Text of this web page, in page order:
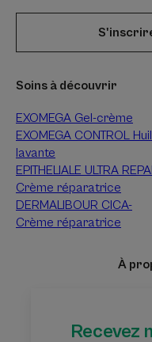
Recevez
Soins à découvrir
EXOMEGA Gel-crème
EXOMEGA CONTROL
lavante
EPITHELIALE ULTRA
Crème réparatrice
DERMALIBOUR CICA-
Crème réparatrice
À